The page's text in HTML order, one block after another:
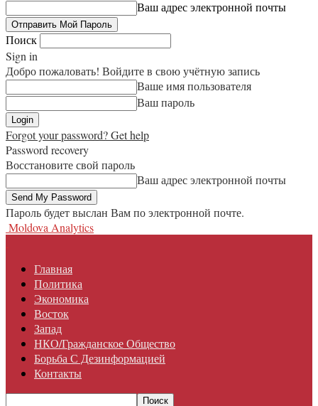
Ваш адрес электронной почты
Поиск
Sign in
Добро пожаловать! Войдите в свою учётную запись
Ваше имя пользователя
Ваш пароль
Forgot your password? Get help
Password recovery
Восстановите свой пароль
Ваш адрес электронной почты
Пароль будет выслан Вам по электронной почте.
Moldova Analytics
Главная
Политика
Экономика
Восток
Запад
НКО/гражданское Общество
Борьба С Дезинформацией
Контакты